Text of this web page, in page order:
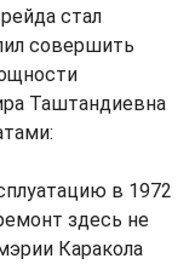
стал
совершить
Таштандиевна
в 1972
здесь не
Каракола